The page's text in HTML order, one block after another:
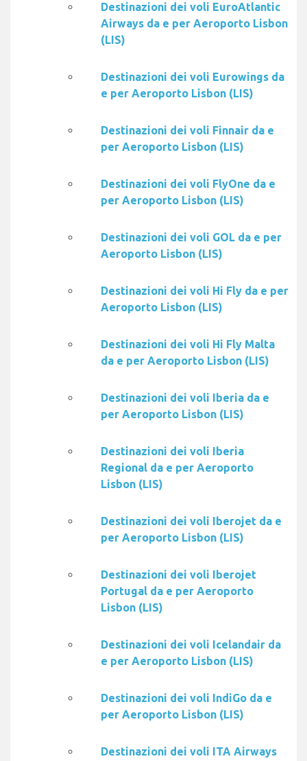
Destinazioni dei voli EuroAtlantic
Airways da e per Aeroporto Lisbon
(LIS)
Destinazioni dei voli Eurowings da
e per Aeroporto Lisbon (LIS)
Destinazioni dei voli Finnair da e
per Aeroporto Lisbon (LIS)
Destinazioni dei voli FlyOne da e
per Aeroporto Lisbon (LIS)
Destinazioni dei voli GOL da e per
Aeroporto Lisbon (LIS)
Destinazioni dei voli Hi Fly da e per
Aeroporto Lisbon (LIS)
Destinazioni dei voli Hi Fly Malta
da e per Aeroporto Lisbon (LIS)
Destinazioni dei voli Iberia da e
per Aeroporto Lisbon (LIS)
Destinazioni dei voli Iberia
Regional da e per Aeroporto
Lisbon (LIS)
Destinazioni dei voli Iberojet da e
per Aeroporto Lisbon (LIS)
Destinazioni dei voli Iberojet
Portugal da e per Aeroporto
Lisbon (LIS)
Destinazioni dei voli Icelandair da
e per Aeroporto Lisbon (LIS)
Destinazioni dei voli IndiGo da e
per Aeroporto Lisbon (LIS)
Destinazioni dei voli ITA Airways